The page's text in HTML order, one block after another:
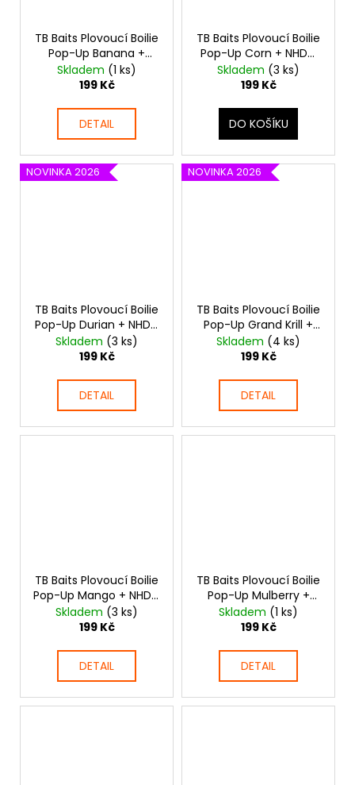
TB Baits Plovoucí Boilie
Pop-Up Banana +
NHDC 65 g
Skladem (1 ks)
199 Kč
DETAIL
TB Baits Plovoucí Boilie
Pop-Up Corn + NHDC
50 g 16 mm
Skladem (3 ks)
199 Kč
DO KOŠÍKU
NOVINKA 2026
TB Baits Plovoucí Boilie
Pop-Up Durian + NHDC
50 g
Skladem (3 ks)
199 Kč
DETAIL
NOVINKA 2026
TB Baits Plovoucí Boilie
Pop-Up Grand Krill +
NHDC 50 g
Skladem (4 ks)
199 Kč
DETAIL
TB Baits Plovoucí Boilie
Pop-Up Mango + NHDC
65 g
Skladem (3 ks)
199 Kč
DETAIL
TB Baits Plovoucí Boilie
Pop-Up Mulberry +
NHDC 65 g
Skladem (1 ks)
199 Kč
DETAIL